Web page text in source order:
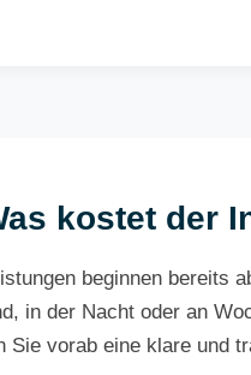
kostet der
beginnen bereits
in der Nacht oder an
Sie vorab eine klare und